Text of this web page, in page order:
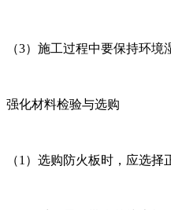
（3）施工过程中要保持环境湿
强化材料检验与选购
（1）选购防火板时，应选